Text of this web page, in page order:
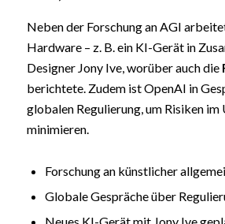
Neben der Forschung an AGI
Hardware – z. B. ein KI-Gerät in
Designer Jony Ive, worüber auch die
berichtete. Zudem ist OpenAI in
globalen Regulierung, um Risiken
minimieren.
Forschung an künstlicher
Globale Gespräche über